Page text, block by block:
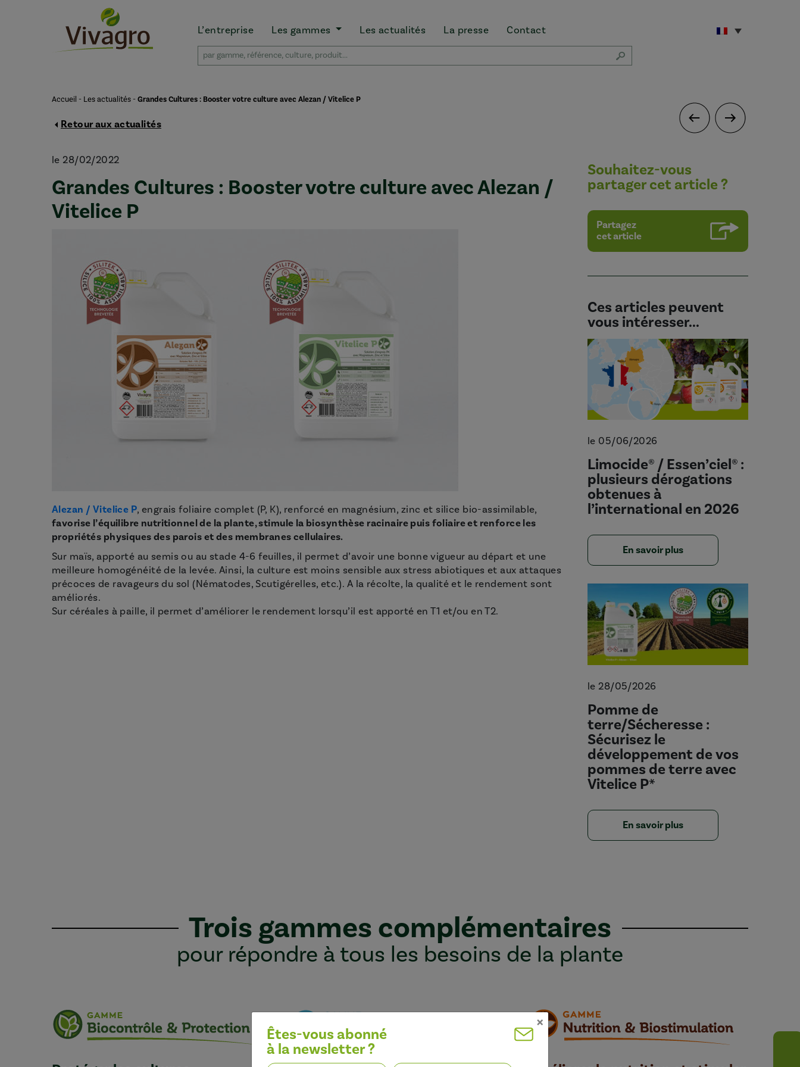
L’entreprise Les gammes Les actualités La presse Contact
Accueil - Les actualités -Grandes Cultures : Booster votre culture avec Alezan / Vitelice P
Retour aux actualités
le 28/02/2022
Grandes Cultures : Booster votre culture avec Alezan /
Vitelice P
Alezan / Vitelice P, engrais foliaire complet (P, K), renforcé en magnésium, zinc et silice bio-assimilable,
favorise l’équilibre nutritionnel de la plante, stimule la biosynthèse racinaire puis foliaire et renforce les
propriétés physiques des parois et des membranes cellulaires.
Sur maïs, apporté au semis ou au stade 4-6 feuilles, il permet d’avoir une bonne vigueur au départ et une
meilleure homogénéité de la levée. Ainsi, la culture est moins sensible aux stress abiotiques et aux attaques
précoces de ravageurs du sol (Nématodes, Scutigérelles, etc.). A la récolte, la qualité et le rendement sont
améliorés.
Sur céréales à paille, il permet d’améliorer le rendement lorsqu’il est apporté en T1 et/ou en T2.
Souhaitez-vous
partager cet article ?
Partagez
cet article
Ces articles peuvent
vous intéresser...
le 05/06/2026
Limocide® / Essen’ciel® :
plusieurs dérogations
obtenues à
l’international en 2026
En savoir plus
le 28/05/2026
Pomme de
terre/Sécheresse :
Sécurisez le
développement de vos
pommes de terre avec
Vitelice P*
En savoir plus
Trois gammes complémentaires
pour répondre à tous les besoins de la plante
×
Êtes-vous abonné
à la newsletter ?